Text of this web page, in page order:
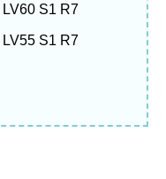
S1 R7
S1 R7